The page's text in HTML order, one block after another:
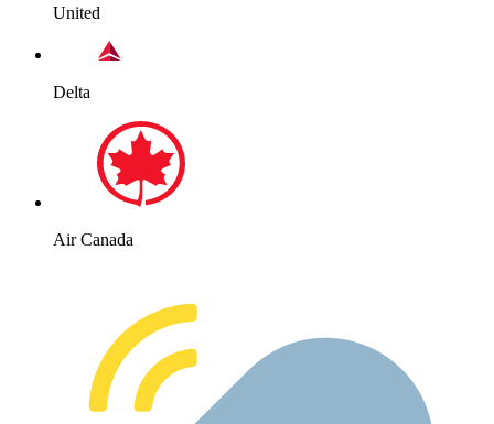
United
Delta
Air Canada